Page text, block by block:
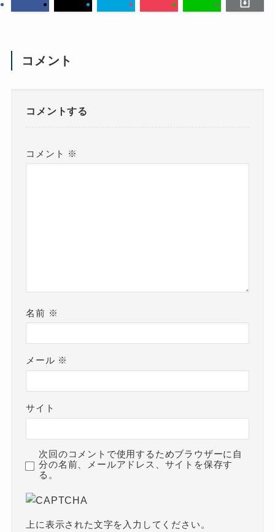
コメント
コメントする
コメント ※
名前 ※
メール ※
サイト
次回のコメントで使用するためブラウザーに自
分の名前、メールアドレス、サイトを保存す
る。
上に表示された文字を入力してください。